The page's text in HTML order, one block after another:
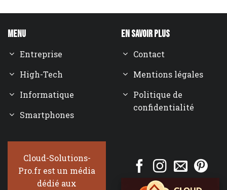
Menu
Entreprise
High-Tech
Informatique
Smartphones
En savoir plus
Contact
Mentions légales
Politique de
confidentialité
Cloud-Solutions-
Pro.fr est un média
dédié aux